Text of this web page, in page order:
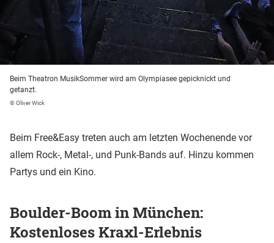
Beim Theatron MusikSommer wird am Olympiasee gepicknickt und
getanzt.
© Oliver Wick
Beim Free&Easy treten auch am letzten Wochenende vor
allem Rock-, Metal-, und Punk-Bands auf. Hinzu kommen
Partys und ein Kino.
Boulder-Boom in München:
Kostenloses Kraxl-Erlebnis